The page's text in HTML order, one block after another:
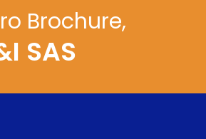
Brochure,
SAS